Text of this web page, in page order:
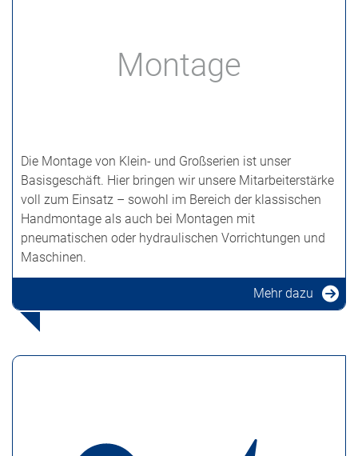
Montage
Die Montage von Klein- und Großserien ist unser
Basisgeschäft. Hier bringen wir unsere Mitarbeiterstärke
voll zum Einsatz – sowohl im Bereich der klassischen
Handmontage als auch bei Montagen mit
pneumatischen oder hydraulischen Vorrichtungen und
Maschinen.
Mehr dazu